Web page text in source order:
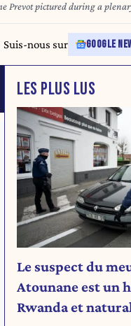
pictured during a
20 March 2025. BELGA
Suis-nous sur GOOGLE
LES PLUS LUS
Le suspect du
Atounane est un
Rwanda et